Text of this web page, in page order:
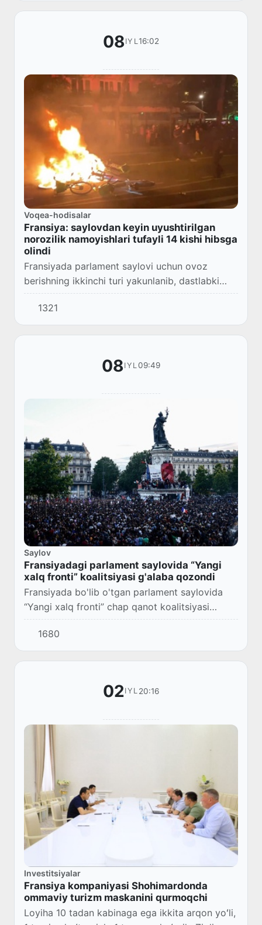
08IYL16:02
Voqea-hodisalar
Fransiya: saylovdan keyin uyushtirilgan
norozilik namoyishlari tufayli 14 kishi hibsga
olindi
Fransiyada parlament saylovi uchun ovoz
berishning ikkinchi turi yakunlanib, dastlabki
natijalar e'lon qilinganidan keyin ko'chalarda 50
dan ortiq norozilik namoyishlari o'tkazildi...
1321
08IYL 09:49
Saylov
Fransiyadagi parlament saylovida “Yangi
xalq fronti” koalitsiyasi g'alaba qozondi
Fransiyada bo'lib o'tgan parlament saylovida
“Yangi xalq fronti” chap qanot koalitsiyasi
g'alaba qozonib, Milliy assambleyadagi 182
deputatlik o'rinlarini qo'lga kiritdi.
1680
02IYL 20:16
Investitsiyalar
Fransiya kompaniyasi Shohimardonda
ommaviy turizm maskanini qurmoqchi
Loyiha 10 tadan kabinaga ega ikkita arqon yoʻli,